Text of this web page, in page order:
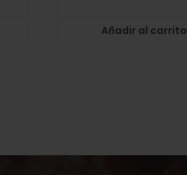
Añadir al carrito